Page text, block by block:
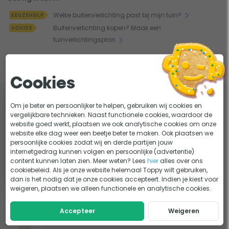
voor gebruik buitenshuis op je terras of balkon en
eenvoudig overal in je tuin te plaatsen.
Let op: de Kettle Spies en driepoot zijn niet inbegrepen.
KEUZEHULP Welke buitenverlichting past bij mijn tuin?
ADVIES
Buitenverlichting kopen? Maak een
tuinverlichtingsplan
-5%
Nordlux Kettle
grondspies
11,95
11,35 Op voorraad
Bekijk product
1x Nordlux Kettle 36 led hanglamp
Cookies
Om je beter en persoonlijker te helpen, gebruiken wij cookies en
vergelijkbare technieken. Naast functionele cookies, waardoor de
website goed werkt, plaatsen we ook analytische cookies om onze
website elke dag weer een beetje beter te maken. Ook plaatsen we
persoonlijke cookies zodat wij en derde partijen jouw
internetgedrag kunnen volgen en persoonlijke (advertentie)
content kunnen laten zien. Meer weten? Leeshier alles over ons
cookiebeleid. Als je onze website helemaal Toppy wilt gebruiken,
dan is het nodig dat je onze cookies accepteert. Indien je kiest voor
weigeren, plaatsen we alleen functionele en analytische cookies.
Accepteer Weigeren